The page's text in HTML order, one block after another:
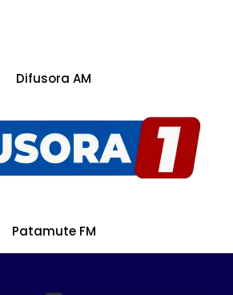
Difusora AM
Patamute FM